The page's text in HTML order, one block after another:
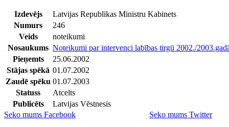
Izdevējs
Latvijas Republikas Ministru Kabinets
Numurs
246
Veids
noteikumi
Nosaukums Noteikumi par intervenci labības tirgū 2002./
Pieņemts
25.06.2002
Stājas spēkā 01.07.2002
Zaudē spēku 01.07.2003
Statuss
Atcelts
Publicēts
Latvijas Vēstnesis
Seko mums Facebook
Seko mums Twitter